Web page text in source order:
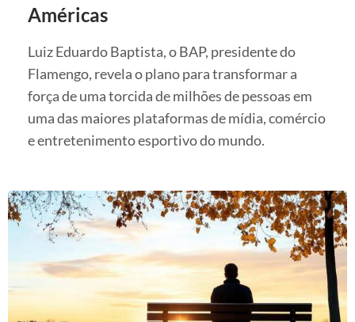
Américas
Luiz Eduardo Baptista, o BAP, presidente do
Flamengo, revela o plano para transformar a
força de uma torcida de milhões de pessoas em
uma das maiores plataformas de mídia, comércio
e entretenimento esportivo do mundo.